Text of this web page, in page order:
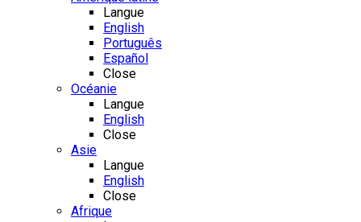
Langue
English
Português
Español
Close
Océanie
Langue
English
Close
Asie
Langue
English
Close
Afrique